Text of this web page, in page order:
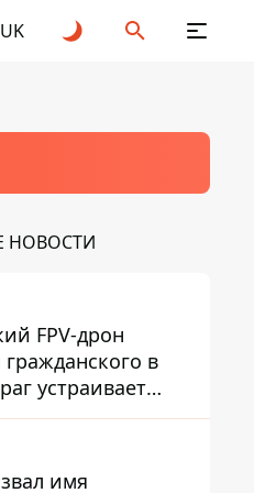
UK
НОВОСТИ
FPV-дрон
гражданского в
устраивает
в городах
имя